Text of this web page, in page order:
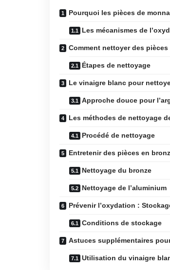
Pourquoi les pièces de
Les mécanismes de
Comment nettoyer des
Étapes de nettoyage
Le vinaigre blanc pour
Approche douce pour
Les méthodes de nettoyage
Procédé de nettoyage
Entretenir des pièces en
Nettoyage du bronze
Nettoyage de l’aluminium
Prévenir l’oxydation :
Conditions de stockage
Astuces supplémentaires
Utilisation du vinaigre